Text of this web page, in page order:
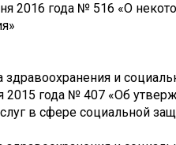
2016 года № 516 «О
и
2015 года № 407 «Об
в сфере социальной